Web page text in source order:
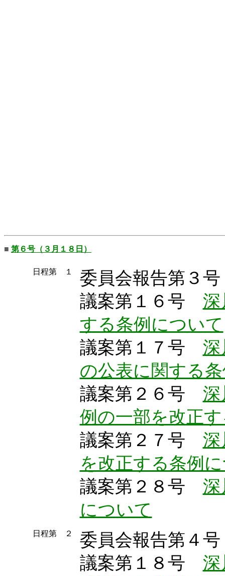
■ 第６号（３月１８日）
日程第 １
委員会報告第３号
議案第１６号 深
する条例について
議案第１７号 深
の公表に関する
議案第２６号 深
例の一部を改正
議案第２７号 深
を改正する条例
議案第２８号 深
について
日程第 ２
委員会報告第４号
議案第１８号 深